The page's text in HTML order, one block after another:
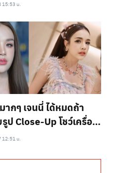
15:53 น.
ากๆ เจนนี่ ได้หมดถ้า
ป Close-Up โชว์เครื่อง
จัดเต็ม!!
12:51 น.